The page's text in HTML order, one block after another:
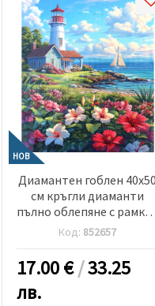
НОВ
Диамантен гоблен 40x50
см кръгли диаманти
пълно облепяне с рамка
Лятна градина край
Код: 852657
17.00€/33.25
лв.